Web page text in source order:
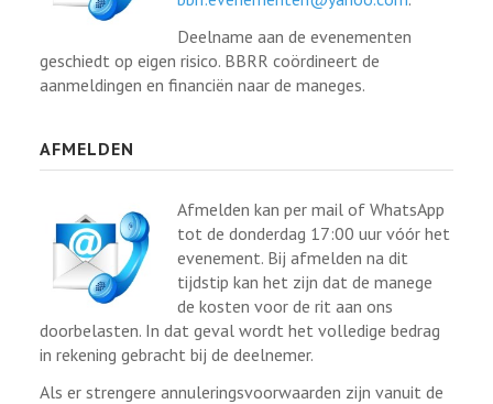
Deelname aan de evenementen
geschiedt op eigen risico. BBRR coördineert de
aanmeldingen en financiën naar de maneges.
AFMELDEN
Afmelden kan per mail of WhatsApp
tot de donderdag 17:00 uur vóór het
evenement. Bij afmelden na dit
tijdstip kan het zijn dat de manege
de kosten voor de rit aan ons
doorbelasten. In dat geval wordt het volledige bedrag
in rekening gebracht bij de deelnemer.
Als er strengere annuleringsvoorwaarden zijn vanuit de